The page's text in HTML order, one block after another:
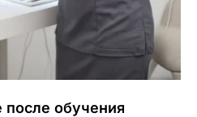
после обучения